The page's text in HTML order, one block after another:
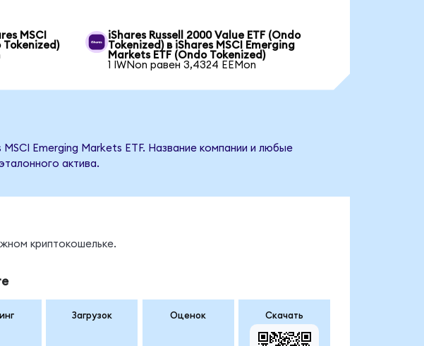
MSCI
Tokenized)
iShares Russell 2000 Value ETF (Ondo
Tokenized) в iShares MSCI Emerging
Markets ETF (Ondo Tokenized)
1 IWNon равен 3,4324 EEMon
Emerging Markets ETF. Название компании и любые
актива.
криптокошельке.
Загрузок Оценок Скачать